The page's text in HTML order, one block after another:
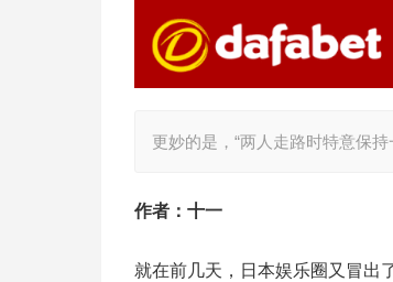
更妙的是，“两人走路时特意保
作者：十一
就在前几天，日本娱乐圈又冒出